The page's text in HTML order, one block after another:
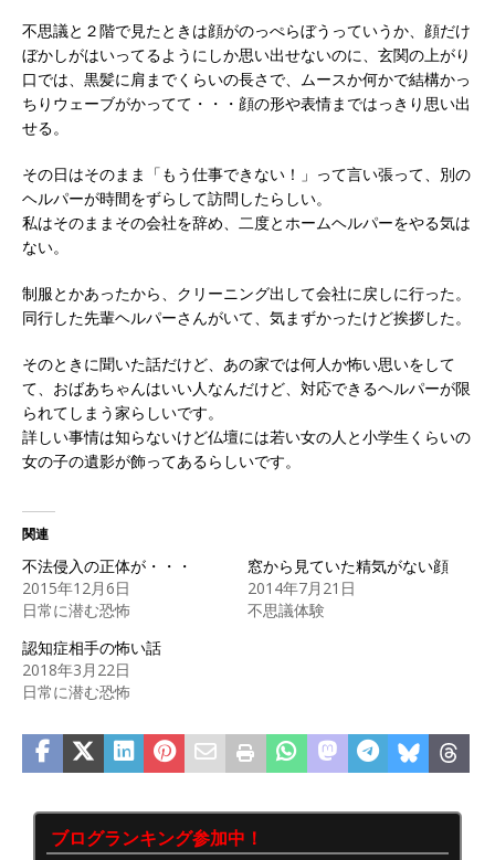
不思議と２階で見たときは顔がのっぺらぼうっていうか、顔だけ
ぼかしがはいってるようにしか思い出せないのに、玄関の上がり
口では、黒髪に肩までくらいの長さで、ムースか何かで結構かっ
ちりウェーブがかってて・・・顔の形や表情まではっきり思い出
せる。
その日はそのまま「もう仕事できない！」って言い張って、別の
ヘルパーが時間をずらして訪問したらしい。
私はそのままその会社を辞め、二度とホームヘルパーをやる気は
ない。
制服とかあったから、クリーニング出して会社に戻しに行った。
同行した先輩ヘルパーさんがいて、気まずかったけど挨拶した。
そのときに聞いた話だけど、あの家では何人か怖い思いをして
て、おばあちゃんはいい人なんだけど、対応できるヘルパーが限
られてしまう家らしいです。
詳しい事情は知らないけど仏壇には若い女の人と小学生くらいの
女の子の遺影が飾ってあるらしいです。
関連
不法侵入の正体が・・・
2015年12月6日
日常に潜む恐怖
窓から見ていた精気がない顔
2014年7月21日
不思議体験
認知症相手の怖い話
2018年3月22日
日常に潜む恐怖
ブログランキング参加中！